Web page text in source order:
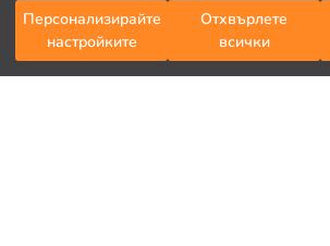
Персонализирайте
настройките
Отхвърлете
всички
Добави в кошницата
Често задавани въпроси
Връщане
Последвай ни